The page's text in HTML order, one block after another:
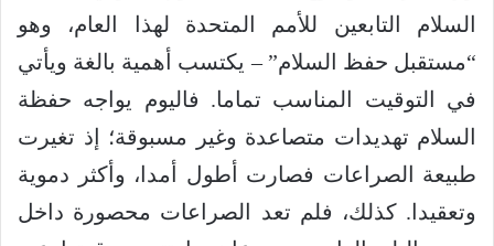
السلام التابعين للأمم المتحدة لهذا العام، وهو
“مستقبل حفظ السلام” – يكتسب أهمية بالغة ويأتي
في التوقيت المناسب تماما. فاليوم يواجه حفظة
السلام تهديدات متصاعدة وغير مسبوقة؛ إذ تغيرت
طبيعة الصراعات فصارت أطول أمدا، وأكثر دموية
وتعقيدا. كذلك، فلم تعد الصراعات محصورة داخل